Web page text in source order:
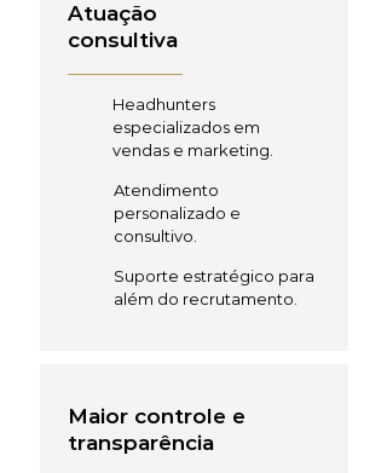
Atuação
consultiva
Headhunters
especializados em
vendas e marketing.
Atendimento
personalizado e
consultivo.
Suporte estratégico para
além do recrutamento.
Maior controle e
transparência